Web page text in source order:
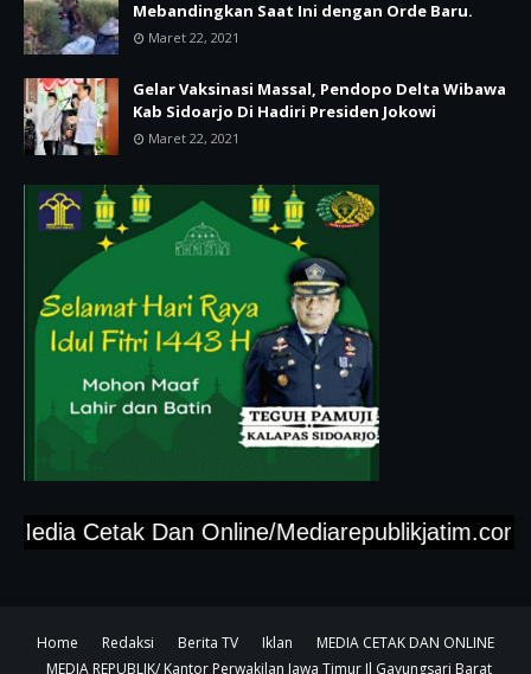
Mebandingkan Saat Ini dengan Orde Baru.
Maret 22, 2021
Gelar Vaksinasi Massal, Pendopo Delta Wibawa
Kab Sidoarjo Di Hadiri Presiden Jokowi
Maret 22, 2021
Cetak Dan Online/
Home Redaksi Berita TV Iklan
MEDIA CETAK DAN ONLINE
MEDIA REPUBLIK/ Kantor Perwakilan Jawa Timur Jl Gayungsari Barat